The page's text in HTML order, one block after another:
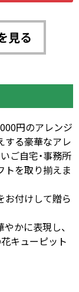
見る
円のアレンジ
する豪華なアレ
ご自宅・事務所
トを取り揃えま
お付けして贈ら
かに表現し、
キューピット